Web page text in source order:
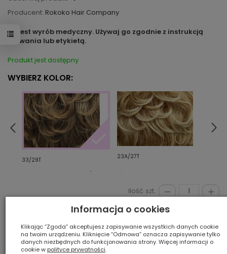
Producent: Rokoko Hair Company
To jest wyrób medyczny. Używaj go zgodnie z instrukcją
używania lub etykietą.
Produkt jest dostępny
WYBIERZ KOLOR:
33/29T 23A/27T
Ilość szt.:
350,00 zł
Informacja o cookies
Klikając “Zgoda” akceptujesz zapisywanie wszystkich danych cookie
na twoim urządzeniu. Kliknięcie “Odmowa” oznacza zapisywanie tylko
danych niezbędnych do funkcjonowania strony. Więcej informacji o
cookie w polityce prywatności.